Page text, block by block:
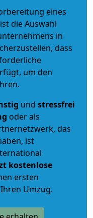
eines
die Auswahl
in
dass
um den
und stressfrei
oder als
das
ist
kostenlose
ersten
Umzug.